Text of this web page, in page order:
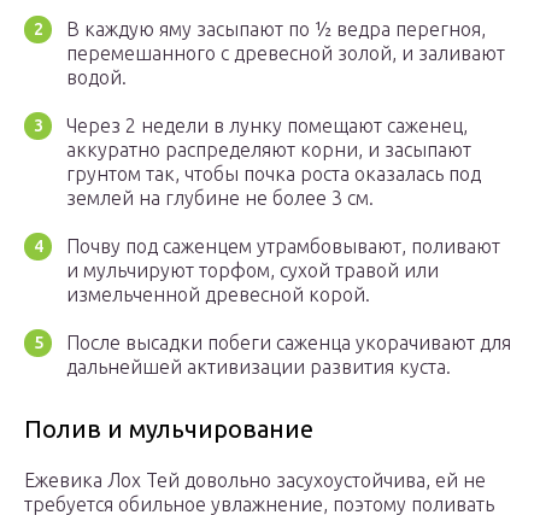
В каждую яму засыпают по ½ ведра перегноя,
перемешанного с древесной золой, и заливают
водой.
Через 2 недели в лунку помещают саженец,
аккуратно распределяют корни, и засыпают
грунтом так, чтобы почка роста оказалась под
землей на глубине не более 3 см.
Почву под саженцем утрамбовывают, поливают
и мульчируют торфом, сухой травой или
измельченной древесной корой.
После высадки побеги саженца укорачивают для
дальнейшей активизации развития куста.
Полив и мульчирование
Ежевика Лох Тей довольно засухоустойчива, ей не
требуется обильное увлажнение, поэтому поливать